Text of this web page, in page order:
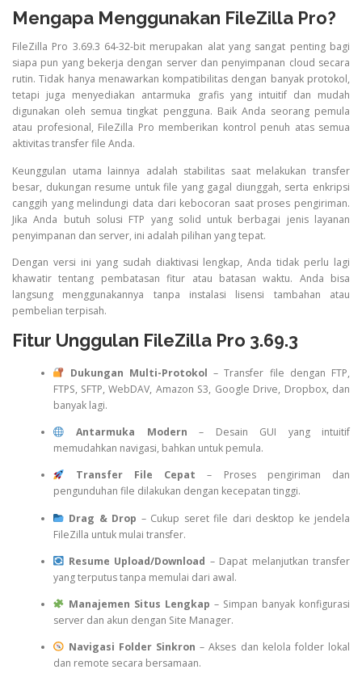
Mengapa Menggunakan FileZilla Pro?
FileZilla Pro 3.69.3 64-32-bit merupakan alat yang sangat penting bagi
siapa pun yang bekerja dengan server dan penyimpanan cloud secara
rutin. Tidak hanya menawarkan kompatibilitas dengan banyak protokol,
tetapi juga menyediakan antarmuka grafis yang intuitif dan mudah
digunakan oleh semua tingkat pengguna. Baik Anda seorang pemula
atau profesional, FileZilla Pro memberikan kontrol penuh atas semua
aktivitas transfer file Anda.
Keunggulan utama lainnya adalah stabilitas saat melakukan transfer
besar, dukungan resume untuk file yang gagal diunggah, serta enkripsi
canggih yang melindungi data dari kebocoran saat proses pengiriman.
Jika Anda butuh solusi FTP yang solid untuk berbagai jenis layanan
penyimpanan dan server, ini adalah pilihan yang tepat.
Dengan versi ini yang sudah diaktivasi lengkap, Anda tidak perlu lagi
khawatir tentang pembatasan fitur atau batasan waktu. Anda bisa
langsung menggunakannya tanpa instalasi lisensi tambahan atau
pembelian terpisah.
Fitur Unggulan FileZilla Pro 3.69.3
Dukungan Multi-Protokol – Transfer file dengan FTP,
FTPS, SFTP, WebDAV, Amazon S3, Google Drive, Dropbox, dan
banyak lagi.
Antarmuka Modern – Desain GUI yang intuitif
memudahkan navigasi, bahkan untuk pemula.
Transfer File Cepat – Proses pengiriman dan
pengunduhan file dilakukan dengan kecepatan tinggi.
Drag & Drop – Cukup seret file dari desktop ke jendela
FileZilla untuk mulai transfer.
Resume Upload/Download – Dapat melanjutkan transfer
yang terputus tanpa memulai dari awal.
Manajemen Situs Lengkap – Simpan banyak konfigurasi
server dan akun dengan Site Manager.
Navigasi Folder Sinkron – Akses dan kelola folder lokal
dan remote secara bersamaan.